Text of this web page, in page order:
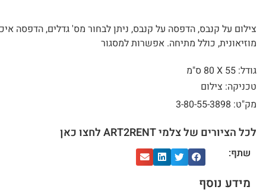
צילום על קנבס, הדפסה על קנבס, ניתן לבחור מס' גדלים, הדפסה
מוזיאונית, כולל מתיחה. אפשרות למסגור
גודל: 55 X
80 ס"מ
טכניקה: צילום
מק"ט: 3-80-55-3898
לכל הציורים של צלמי ART2RENT לחצו כאן
שתף:
מידע נוסף